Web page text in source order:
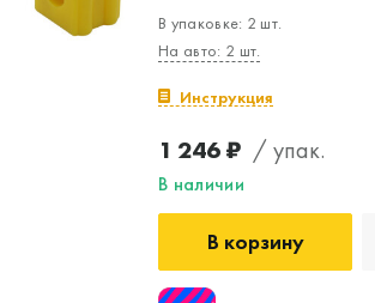
В упаковке: 2 шт.
На авто: 2 шт.
Инструкция
1 246 ₽ / упак.
В наличии
В корзину